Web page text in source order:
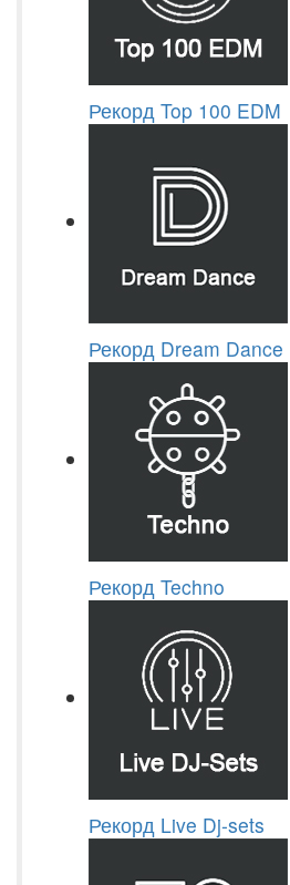
Рекорд Top 100 EDM
Рекорд Dream Dance
Рекорд Techno
Рекорд Live Dj-sets